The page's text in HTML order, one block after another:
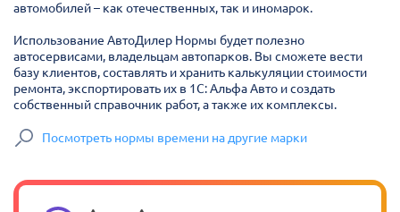
автомобилей – как отечественных, так и иномарок.
Использование АвтоДилер Нормы будет полезно
автосервисами, владельцам автопарков. Вы сможете вести
базу клиентов, составлять и хранить калькуляции стоимости
ремонта, экспортировать их в 1С: Альфа Авто и создать
собственный справочник работ, а также их комплексы.
Посмотреть нормы времени на другие марки